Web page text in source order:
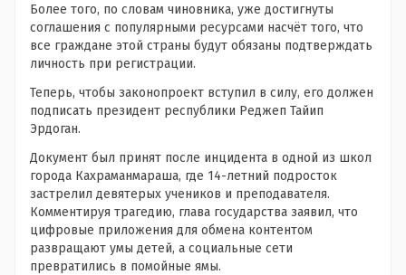
Более того, по словам чиновника, уже достигнуты
соглашения с популярными ресурсами насчёт того, что
все граждане этой страны будут обязаны подтверждать
личность при регистрации.
Теперь, чтобы законопроект вступил в силу, его должен
подписать президент республики Реджеп Тайип
Эрдоган.
Документ был принят после инцидента в одной из школ
города Кахраманмараша, где 14-летний подросток
застрелил девятерых учеников и преподавателя.
Комментируя трагедию, глава государства заявил, что
цифровые приложения для обмена контентом
развращают умы детей, а социальные сети
превратились в помойные ямы.